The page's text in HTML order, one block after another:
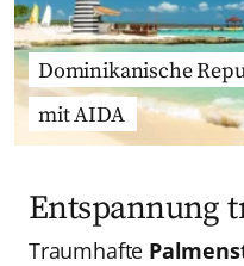
Dominikanische
mit AIDA
Entspannung
Traumhafte